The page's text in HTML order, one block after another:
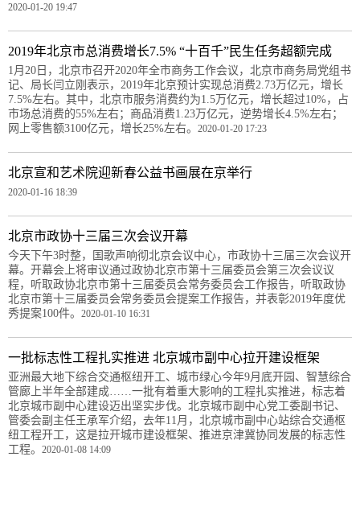
2020-01-20 19:47
2019年北京市总消费增长7.5% “十百千”民生任务超额完成
1月20日，北京市召开2020年全市商务工作会议，北京市商务局党组书
记、局长闫立刚表示，2019年北京预计实现总消费2.73万亿元，增长
7.5%左右。其中，北京市服务消费约为1.5万亿元，增长超过10%，占
市场总消费的55%左右；商品消费1.23万亿元，逆势增长4.5%左右；
网上零售额3100亿元，增长25%左右。 2020-01-20 17:23
北京宣和艺术院迎新春公益书画展在京举行
2020-01-16 18:39
北京市政协十三届三次会议开幕
今天下午3时整，国歌声响彻北京会议中心，市政协十三届三次会议开
幕。开幕会上将审议通过政协北京市第十三届委员会第三次会议议
程，听取政协北京市第十三届委员会常务委员会工作报告，听取政协
北京市第十三届委员会常务委员会提案工作报告，并表彰2019年度优
秀提案100件。 2020-01-10 16:31
一批标志性工程扎实推进 北京城市副中心拉开建设框架
亚洲最大地下综合交通枢纽开工、城市绿心今年9月底开园、智慧综合
管廊上半年全部建成……一批有着重大影响的工程扎实推进，标志着
北京城市副中心建设迈出坚实步伐。北京城市副中心党工委副书记、
管委会副主任王承军介绍，去年11月，北京城市副中心站综合交通枢
纽工程开工，这是拉开城市建设框架、推进京津冀协同发展的标志性
工程。 2020-01-08 14:09